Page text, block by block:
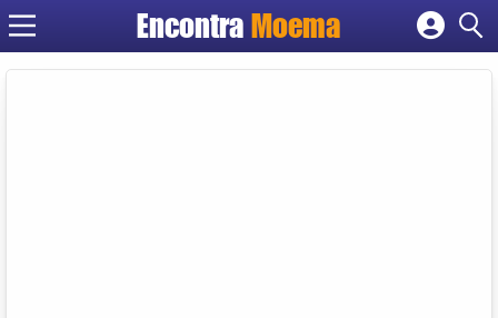
Encontra Moema